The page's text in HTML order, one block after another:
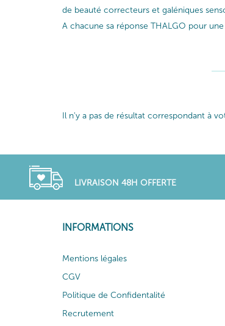
de beauté correcteurs et galéniques
A chacune sa réponse THALGO pour
Il n'y a pas de résultat correspondant à
LIVRAISON 48H OFFERTE
INFORMATIONS
Mentions légales
CGV
Politique de Confidentalité
Recrutement